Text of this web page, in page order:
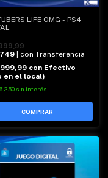
LIFE OMG - PS4
| con Transferencia
con Efectivo
en el local)
sin interés